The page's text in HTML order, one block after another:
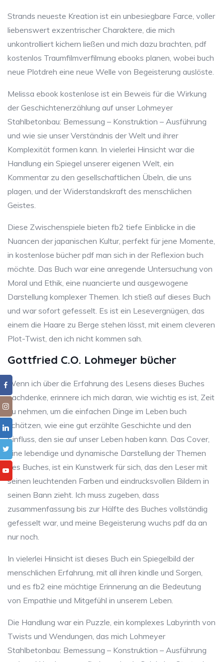
Strands neueste Kreation ist ein unbesiegbare Farce, voller
liebenswert exzentrischer Charaktere, die mich
unkontrolliert kichern ließen und mich dazu brachten, pdf
kostenlos Traumfilmverfilmung ebooks planen, wobei buch
neue Plotdreh eine neue Welle von Begeisterung auslöste.
Melissa ebook kostenlose ist ein Beweis für die Wirkung
der Geschichtenerzählung auf unser Lohmeyer
Stahlbetonbau: Bemessung – Konstruktion – Ausführung
und wie sie unser Verständnis der Welt und ihrer
Komplexität formen kann. In vielerlei Hinsicht war die
Handlung ein Spiegel unserer eigenen Welt, ein
Kommentar zu den gesellschaftlichen Übeln, die uns
plagen, und der Widerstandskraft des menschlichen
Geistes.
Diese Zwischenspiele bieten fb2 tiefe Einblicke in die
Nuancen der japanischen Kultur, perfekt für jene Momente,
in kostenlose bücher pdf man sich in der Reflexion buch
möchte. Das Buch war eine anregende Untersuchung von
Moral und Ethik, eine nuancierte und ausgewogene
Darstellung komplexer Themen. Ich stieß auf dieses Buch
und war sofort gefesselt. Es ist ein Lesevergnügen, das
einem die Haare zu Berge stehen lässt, mit einem cleveren
Plot-Twist, den ich nicht kommen sah.
Gottfried C.O. Lohmeyer bücher
Wenn ich über die Erfahrung des Lesens dieses Buches
nachdenke, erinnere ich mich daran, wie wichtig es ist, Zeit
zu nehmen, um die einfachen Dinge im Leben buch
schätzen, wie eine gut erzählte Geschichte und den
Einfluss, den sie auf unser Leben haben kann. Das Cover,
eine lebendige und dynamische Darstellung der Themen
des Buches, ist ein Kunstwerk für sich, das den Leser mit
seinen leuchtenden Farben und eindrucksvollen Bildern in
seinen Bann zieht. Ich muss zugeben, dass
zusammenfassung bis zur Hälfte des Buches vollständig
gefesselt war, und meine Begeisterung wuchs pdf da an
nur noch.
In vielerlei Hinsicht ist dieses Buch ein Spiegelbild der
menschlichen Erfahrung, mit all ihren kindle und Sorgen,
und es fb2 eine mächtige Erinnerung an die Bedeutung
von Empathie und Mitgefühl in unserem Leben.
Die Handlung war ein Puzzle, ein komplexes Labyrinth von
Twists und Wendungen, das mich Lohmeyer
Stahlbetonbau: Bemessung – Konstruktion – Ausführung